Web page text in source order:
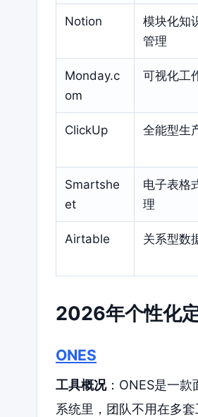
Notion
模块化知
管理
Monday.c
om
可视化工
ClickUp 全能型生
Smartshe
et
电子表格
理
Airtable 关系型数
2026年个性化
ONES
工具概况：ONES是一款
系统里，团队不用在多